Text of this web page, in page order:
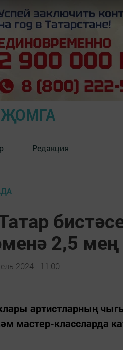
Редакция
2,5 мең
2024 - 11:00
артистларның
мастер-классларда